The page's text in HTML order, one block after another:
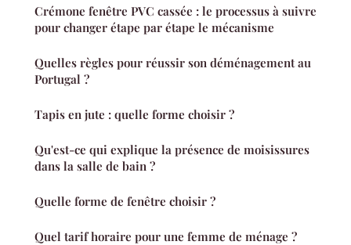
Crémone fenêtre PVC cassée : le processus à suivre
pour changer étape par étape le mécanisme
Quelles règles pour réussir son déménagement au
Portugal ?
Tapis en jute : quelle forme choisir ?
Qu'est-ce qui explique la présence de moisissures
dans la salle de bain ?
Quelle forme de fenêtre choisir ?
Quel tarif horaire pour une femme de ménage ?